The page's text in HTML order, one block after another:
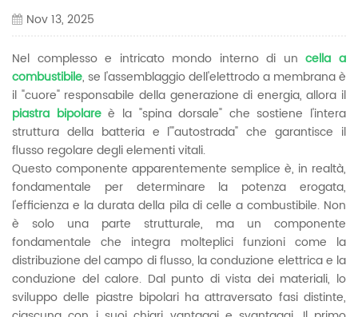
Nov 13, 2025
Nel complesso e intricato mondo interno di uncella a
combustibile, se l'assemblaggio dell'elettrodo a membrana è
il "cuore" responsabile della generazione di energia, allora il
piastra bipolareè la "spina dorsale" che sostiene l'intera
struttura della batteria e l'"autostrada" che garantisce il
flusso regolare degli elementi vitali.
Questo componente apparentemente semplice è, in realtà,
fondamentale per determinare la potenza erogata,
l'efficienza e la durata della pila di celle a combustibile. Non
è solo una parte strutturale, ma un componente
fondamentale che integra molteplici funzioni come la
distribuzione del campo di flusso, la conduzione elettrica e la
conduzione del calore. Dal punto di vista dei materiali, lo
sviluppo delle piastre bipolari ha attraversato fasi distinte,